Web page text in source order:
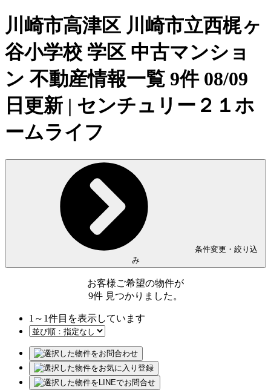
川崎市高津区 川崎市立西梶ヶ
谷小学校 学区 中古マンショ
ン 不動産情報一覧 9件 08/09
日更新 | センチュリー２１ホ
ームライフ
条件変更・絞り込
み
お客様ご希望の物件が
9件 見つかりました。
1 ～ 1件目を表示しています